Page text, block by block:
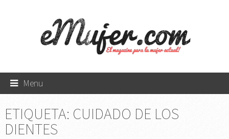
Menu
ETIQUETA: CUIDADO DE LOS
DIENTES